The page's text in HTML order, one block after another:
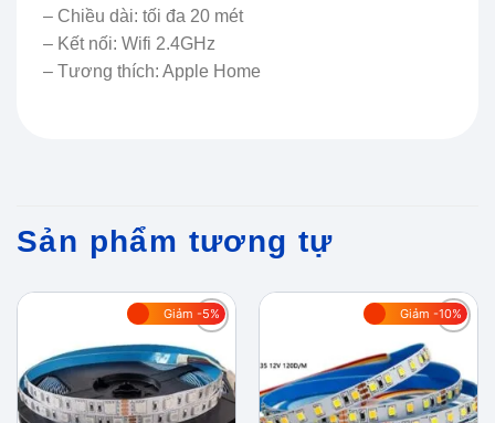
– Chiều dài: tối đa 20 mét
– Kết nối: Wifi 2.4GHz
– Tương thích: Apple Home
Sản phẩm tương tự
Giảm -5%
Add to
wishlist
Giảm -10%
Add to
wishlist